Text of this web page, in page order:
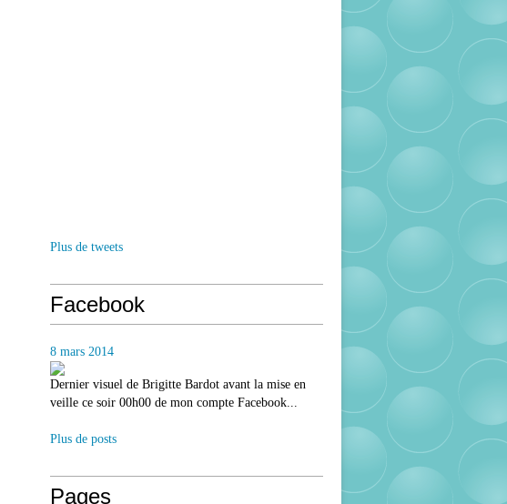
Plus de tweets
Facebook
8 mars 2014
Dernier visuel de Brigitte Bardot avant la mise en
veille ce soir 00h00 de mon compte Facebook...
Plus de posts
Pages